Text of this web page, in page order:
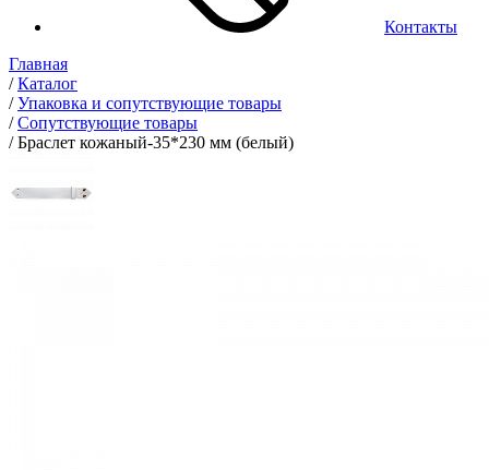
Контакты
Главная
/Каталог
/Упаковка и сопутствующие товары
/Сопутствующие товары
/Браслет кожаный-35*230 мм (белый)